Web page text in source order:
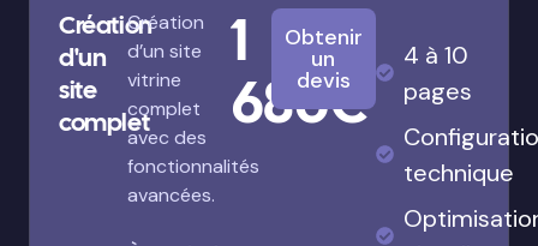
Création
d'un
site
complet
Création
d’un site
vitrine
complet
avec des
fonctionnalités
avancées.
1
680€
Obtenir
un
devis
4 à 10
pages
technique